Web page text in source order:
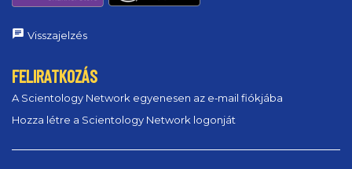
Visszajelzés
FELIRATKOZÁS
A Scientology Network egyenesen az e‑mail fiókjába
Hozza létre a Scientology Network logonját